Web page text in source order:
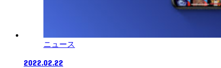
ニュース
2022.02.22